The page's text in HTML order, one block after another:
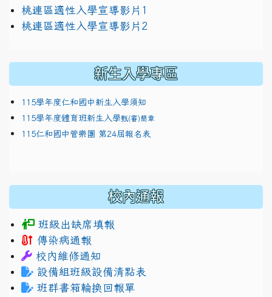
link to https://docs.google.com/presentation/d/
桃連區適性入學宣導影片1
link to https://docs.google.com/presentation/d/
桃連區適性入學宣導影片2
新生入學專區
115學年度仁和國中新生入學須知
115學年度體育班新生入學甄(審)簡章
115仁和國中管樂團 第24屆報名表
校內通報
班級出缺席填報
傳染病通報
校內維修通知
設備組班級設備清點表
班群書箱輪換回報單